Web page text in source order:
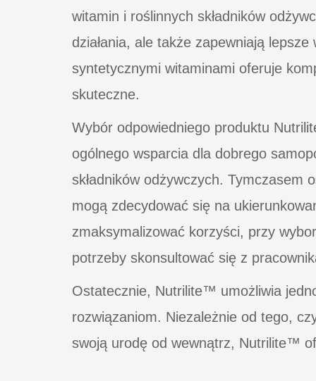
witamin i roślinnych składników
działania, ale także zapewniają
syntetycznymi witaminami oferuje
skuteczne.
Wybór odpowiedniego produktu
ogólnego wsparcia dla dobrego
składników odżywczych. Tymczasem
mogą zdecydować się na
zmaksymalizować korzyści, przy
potrzeby skonsultować się z
Ostatecznie, Nutrilite™ umożliwia
rozwiązaniom. Niezależnie od tego,
swoją urodę od wewnątrz, Nutrilite™